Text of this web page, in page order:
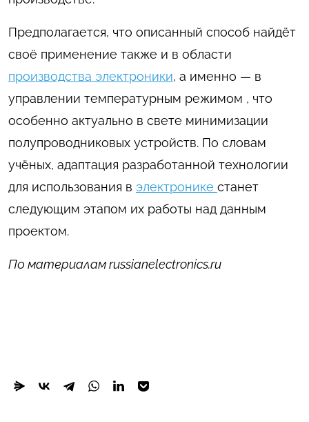
Предполагается, что описанный способ найдёт
своё применение также и в области
производства электроники, а именно — в
управлении температурным режимом , что
особенно актуально в свете минимизации
полупроводниковых устройств. По словам
учёных, адаптация разработанной технологии
для использования в электронике станет
следующим этапом их работы над данным
проектом.
По материалам russianelectronics.ru